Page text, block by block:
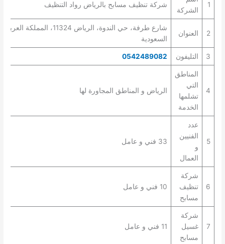
1
الشركة
شركة تنظيف مسابح بالرياض رواد التنظيف
2 العنوان
شارع طرفة، حي الندوة، الرياض 11324، المملكة العربية
السعودية
3 التليفون 0542489082
4
المناطق
التي
تشلمها
الخدمة
الرياض و المناطق المجاورة لها
5
عدد
الفنيين
و
العمال
33 فني و عامل
6
شركة
تنظيف
مسابح
10 فني و عامل
7
شركة
غسيل
مسابح
11 فني و عامل